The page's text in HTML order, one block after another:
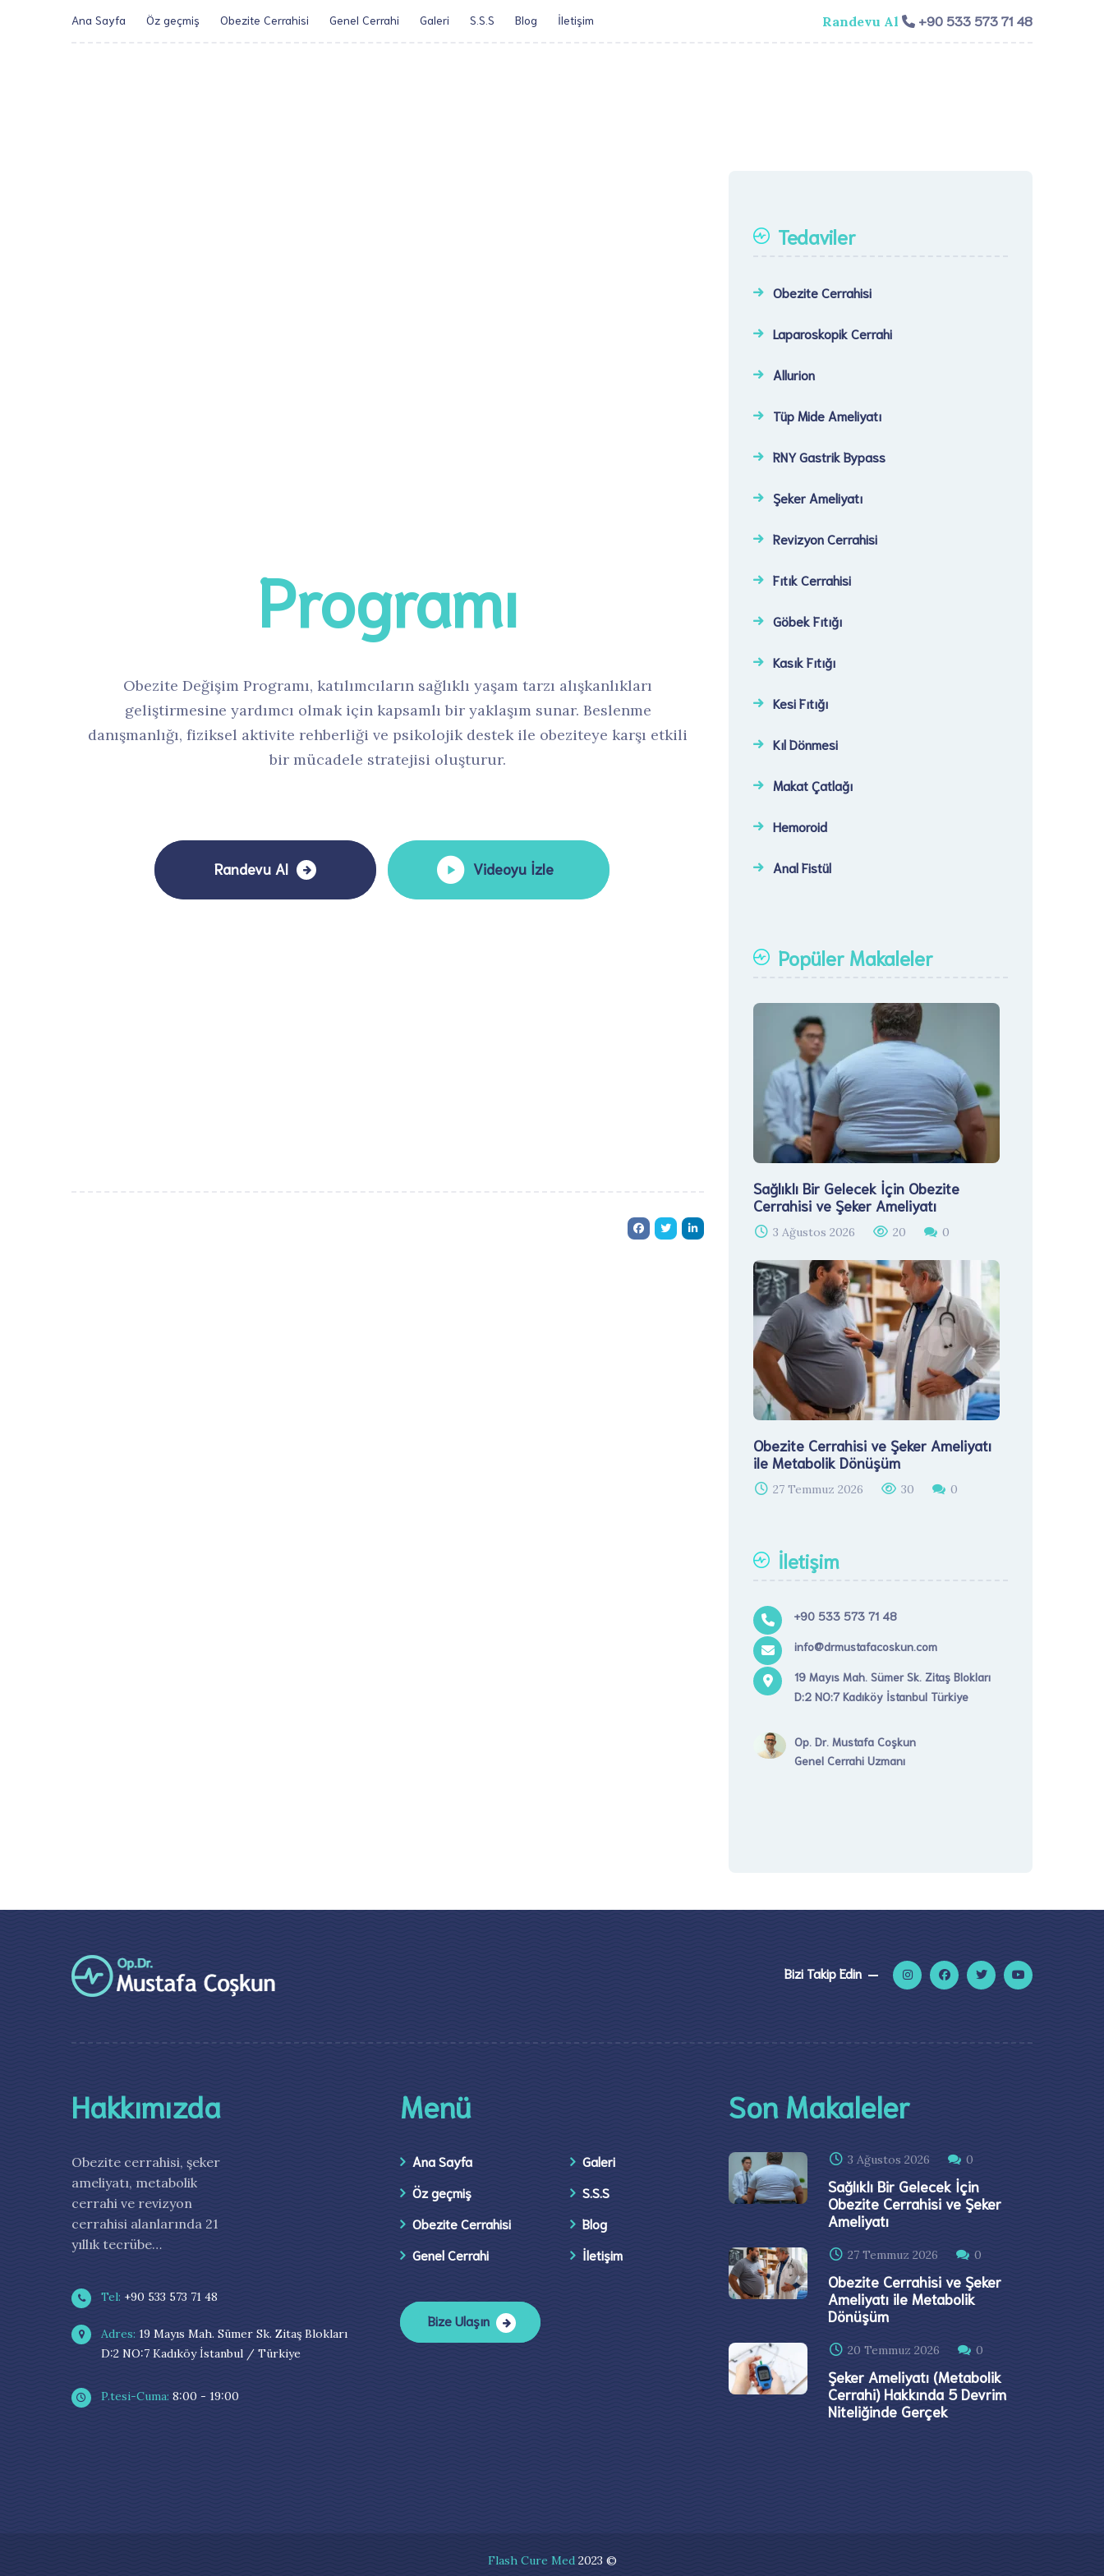
Ana Sayfa Öz geçmiş Obezite Cerrahisi Genel Cerrahi Galeri S.S.S Blog İletişim​ Randevu Al +90 533 573 71 48
Programı
Obezite Değişim Programı, katılımcıların sağlıklı yaşam tarzı alışkanlıkları
geliştirmesine yardımcı olmak için kapsamlı bir yaklaşım sunar. Beslenme
danışmanlığı, fiziksel aktivite rehberliği ve psikolojik destek ile obeziteye karşı etkili
bir mücadele stratejisi oluşturur.
Randevu Al Videoyu İzle
Tedaviler
Obezite Cerrahisi
Laparoskopik Cerrahi​
Allurion
Tüp Mide Ameliyatı
RNY Gastrik Bypass
Şeker Ameliyatı​
Revizyon Cerrahisi​
Fıtık Cerrahisi​
Göbek Fıtığı​
Kasık Fıtığı​
Kesi Fıtığı​
Kıl Dönmesi
Makat Çatlağı
Hemoroid
Anal Fistül
Popüler Makaleler
Sağlıklı Bir Gelecek İçin Obezite
Cerrahisi ve Şeker Ameliyatı
3 Ağustos 2026 20 0
Obezite Cerrahisi ve Şeker Ameliyatı
ile Metabolik Dönüşüm
27 Temmuz 2026 30 0
İletişim
+90 533 573 71 48
info@drmustafacoskun.com
19 Mayıs Mah. Sümer Sk. Zitaş Blokları
D:2 NO:7 Kadıköy İstanbul Türkiye
Op. Dr. Mustafa Coşkun
Genel Cerrahi Uzmanı
Bizi Takip Edin
Hakkımızda
Obezite cerrahisi, şeker
ameliyatı, metabolik
cerrahi ve revizyon
cerrahisi alanlarında 21
yıllık tecrübe…
Tel: +90 533 573 71 48
Adres: 19 Mayıs Mah. Sümer Sk. Zitaş Blokları
D:2 NO:7 Kadıköy İstanbul / Türkiye
P.tesi-Cuma: 8:00 - 19:00
Menü
Ana Sayfa
Öz geçmiş
Obezite Cerrahisi
Genel Cerrahi
Galeri
S.S.S
Blog
İletişim​
Bize Ulaşın
Son Makaleler
3 Ağustos 2026 0
Sağlıklı Bir Gelecek İçin
Obezite Cerrahisi ve Şeker
Ameliyatı
27 Temmuz 2026 0
Obezite Cerrahisi ve Şeker
Ameliyatı ile Metabolik
Dönüşüm
20 Temmuz 2026 0
Şeker Ameliyatı (Metabolik
Cerrahi) Hakkında 5 Devrim
Niteliğinde Gerçek
Flash Cure Med 2023 ©